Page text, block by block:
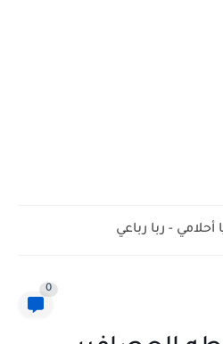
أحلامي - ربا رباعي
0